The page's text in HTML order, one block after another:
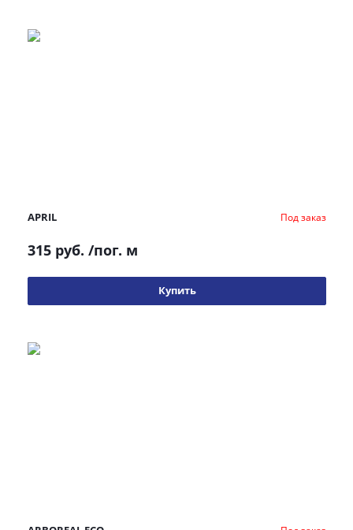
APRIL Под заказ
315 руб. /пог. м
Купить